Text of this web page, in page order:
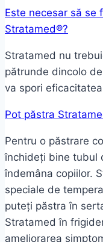
Este necesar să se
Stratamed®?
Stratamed nu
pătrunde dincolo
va spori
Pot păstra
Pentru o păstrare
închideți bine tubul
îndemâna copiilor.
speciale de
puteți păstra în
Stratamed în
ameliorarea